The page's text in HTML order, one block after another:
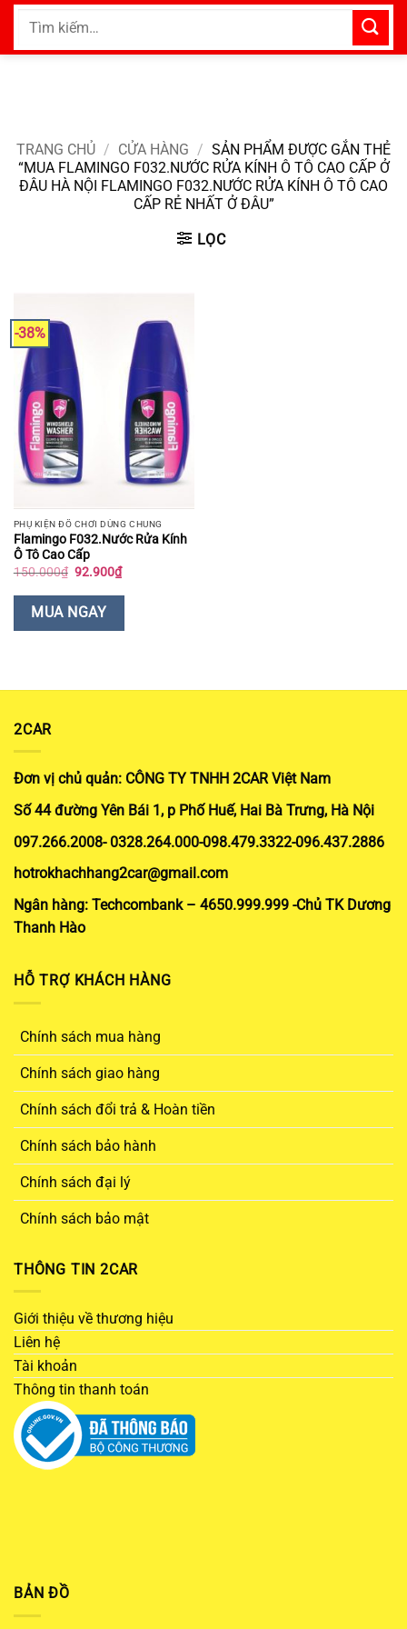
Bỏ
nội
Tìm
TRANG CHỦ / CỬA HÀNG / SẢN PHẨM ĐƯỢC GẮN THẺ
“MUA FLAMINGO F032.NƯỚC RỬA KÍNH Ô TÔ CAO CẤP Ở
ĐÂU HÀ NỘI FLAMINGO F032.NƯỚC RỬA KÍNH Ô TÔ CAO
CẤP RẺ NHẤT Ở ĐÂU”
LỌC
-38%
PHỤ KIỆN ĐỒ CHƠI DÙNG CHUNG
Flamingo F032.Nước Rửa Kính
Ô Tô Cao Cấp
150.000₫ Giá
là:
150.000₫.
92.900₫Giá
hiện
tại
MUA NGAY
2CAR
Đơn vị chủ quản: CÔNG TY TNHH 2CAR Việt Nam
Số 44 đường Yên Bái 1, p Phố Huế, Hai Bà Trưng, Hà Nội
097.266.2008- 0328.264.000-098.479.3322-096.437.2886
hotrokhachhang2car@gmail.com
Ngân hàng: Techcombank – 4650.999.999 -Chủ TK Dương
Thanh Hào
HỖ TRỢ KHÁCH HÀNG
Chính sách mua hàng
Chính sách giao hàng
Chính sách đổi trả & Hoàn tiền
Chính sách bảo hành
Chính sách đại lý
Chính sách bảo mật
THÔNG TIN 2CAR
Giới thiệu về thương hiệu
Liên hệ
Tài khoản
Thông tin thanh toán
BẢN ĐỒ